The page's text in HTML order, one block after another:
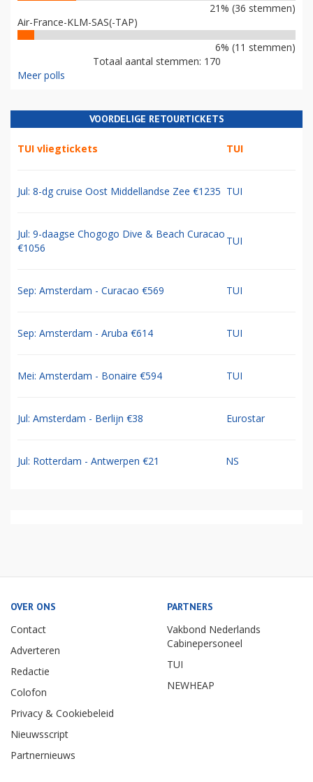
21% (36 stemmen)
Air-France-KLM-SAS(-TAP)
6% (11 stemmen)
Totaal aantal stemmen: 170
Meer polls
VOORDELIGE RETOURTICKETS
TUI vliegtickets TUI
Jul: 8-dg cruise Oost Middellandse Zee €1235 TUI
Jul: 9-daagse Chogogo Dive & Beach Curacao
€1056
TUI
Sep: Amsterdam - Curacao €569 TUI
Sep: Amsterdam - Aruba €614 TUI
Mei: Amsterdam - Bonaire €594 TUI
Jul: Amsterdam - Berlijn €38 Eurostar
Jul: Rotterdam - Antwerpen €21 NS
OVER ONS
Contact
Adverteren
Redactie
Colofon
Privacy & Cookiebeleid
Nieuwsscript
Partnernieuws
PARTNERS
Vakbond Nederlands
Cabinepersoneel
TUI
NEWHEAP